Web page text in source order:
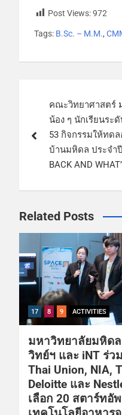
Post Views:972
Tags: B.Sc. – M.M.,
คณะวิทยาศาสตร์
น้อง ๆ นักเรียนระ
53 กิจกรรมให้ทดล
บ้านมหิดล ประจำปี
BACK AND
Related Posts
17 8 9 ACTIVITIES
มหาวิทยาลัยมหิด
วิทย์ฯ และ iNT ร่
Thai Union, NIA,
Deloitte และ
เลือก 20 สตาร์ทอั